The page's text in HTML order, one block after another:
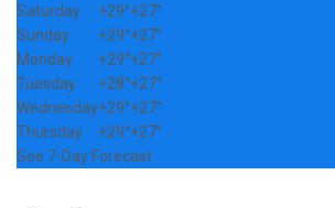
Saturday
+29°+27°
Sunday
+29°+27°
Monday
+29°+27°
Tuesday
+28°+27°
Wednesday+29°+27°
Thursday
+29°+27°
See 7-Day Forecast